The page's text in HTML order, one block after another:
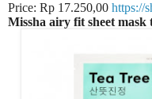
Price: Rp 17.250,00 https://
Missha airy fit sheet mask